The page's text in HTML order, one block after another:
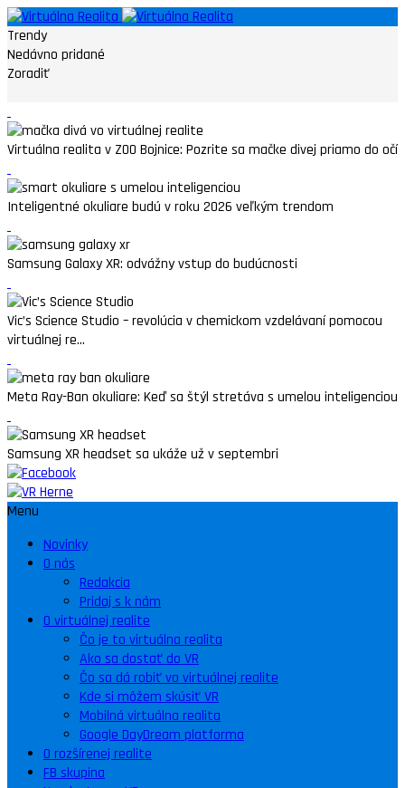
Trendy
Nedávno pridané
Zoradiť
Virtuálna realita v ZOO Bojnice: Pozrite sa mačke divej priamo do očí
Inteligentné okuliare budú v roku 2026 veľkým trendom
Samsung Galaxy XR: odvážny vstup do budúcnosti
Vic’s Science Studio – revolúcia v chemickom vzdelávaní pomocou
virtuálnej re...
Meta Ray-Ban okuliare: Keď sa štýl stretáva s umelou inteligenciou
Samsung XR headset sa ukáže už v septembri
Menu
Novinky
O nás
Redakcia
Pridaj s k nám
O virtuálnej realite
Čo je to virtuálna realita
Ako sa dostať do VR
Čo sa dá robiť vo virtuálnej realite
Kde si môžem skúsiť VR
Mobilná virtuálna realita
Google DayDream platforma
O rozšírenej realite
FB skupina